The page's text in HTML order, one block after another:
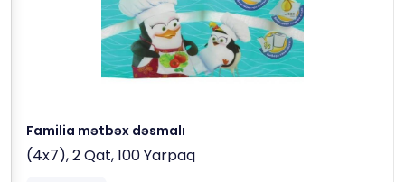
Familia mətbəx dəsmalı
(4x7), 2 Qat, 100 Yarpaq